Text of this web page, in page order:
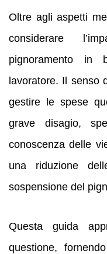
Oltre agli aspetti
considerare
pignoramento in
lavoratore. Il senso
gestire le spese
grave disagio,
conoscenza delle
una riduzione
sospensione del
Questa guida
questione,